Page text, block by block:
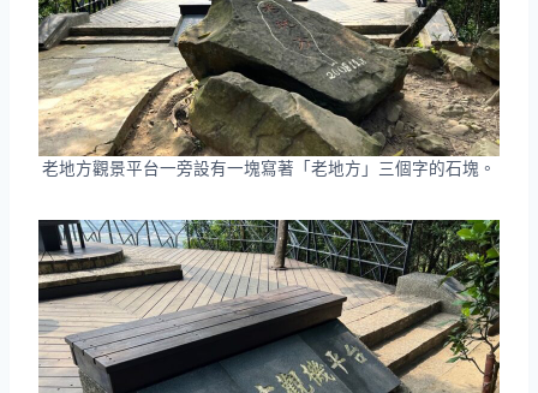
老地方觀景平台一旁設有一塊寫著「老地方」三個字的石塊。